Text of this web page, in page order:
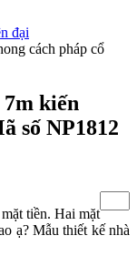
đại
cách pháp cổ
kiến
số NP1812
tiền. Hai mặt
ạ? Mẫu thiết kế nhà